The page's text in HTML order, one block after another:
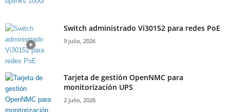
Switch administrado Vi30152 para redes PoE
9 julio, 2026
Tarjeta de gestión OpenNMC para
monitorización UPS
2 julio, 2026